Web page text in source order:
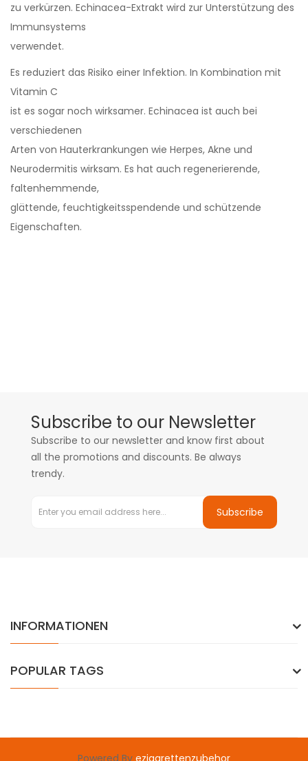
zu verkürzen. Echinacea-Extrakt wird zur Unterstützung des
Immunsystems
verwendet.
Es reduziert das Risiko einer Infektion. In Kombination mit
Vitamin C
ist es sogar noch wirksamer. Echinacea ist auch bei
verschiedenen
Arten von Hauterkrankungen wie Herpes, Akne und
Neurodermitis wirksam. Es hat auch regenerierende,
faltenhemmende,
glättende, feuchtigkeitsspendende und schützende
Eigenschaften.
Subscribe to our Newsletter
Subscribe to our newsletter and know first about
all the promotions and discounts. Be always
trendy.
Subscribe
INFORMATIONEN
POPULAR TAGS
Powered By ezigarettenzubehor